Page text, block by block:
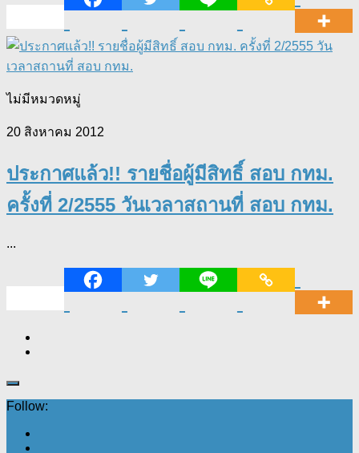
ไม่มีหมวดหมู่
20 สิงหาคม 2012
ประกาศแล้ว!! รายชื่อผู้มีสิทธิ์ สอบ กทม.
ครั้งที่ 2/2555 วันเวลาสถานที่ สอบ กทม.
...
Follow: